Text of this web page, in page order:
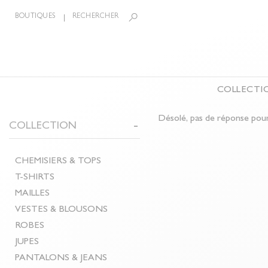
BOUTIQUES RECHERCHER
LA COLLECTION
T-SHIRTS
MAILLES
BIJOUX
COLLECTION
CHEMISIERS & TOPS
T-SHIRTS
MAILLES
VESTES & BLOUSONS
ROBES
JUPES
PANTALONS & JEANS
Désolé, pas de réponse